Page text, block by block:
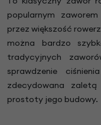
popularnym
przez większość
można bardzo
tradycyjnych
sprawdzenie
zdecydowana
prostoty jego budowy.